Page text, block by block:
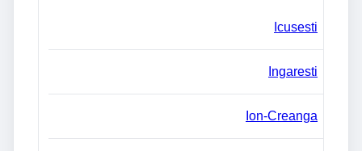
Icusesti
Ingaresti
Ion-Creanga